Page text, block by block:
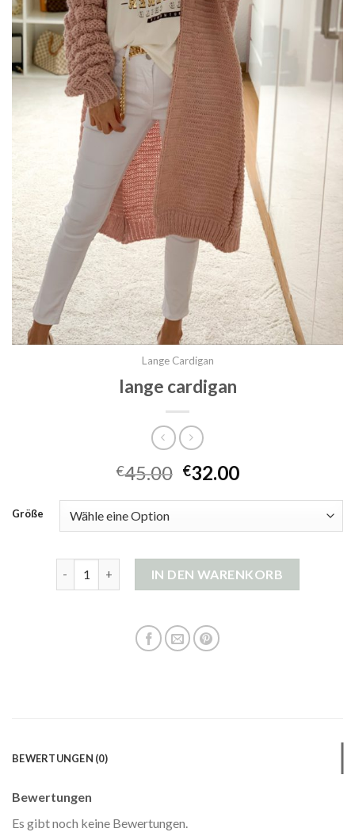
Lange Cardigan
lange cardigan
€45.00 €32.00
Größe
IN DEN WARENKORB
BEWERTUNGEN (0)
Bewertungen
Es gibt noch keine Bewertungen.